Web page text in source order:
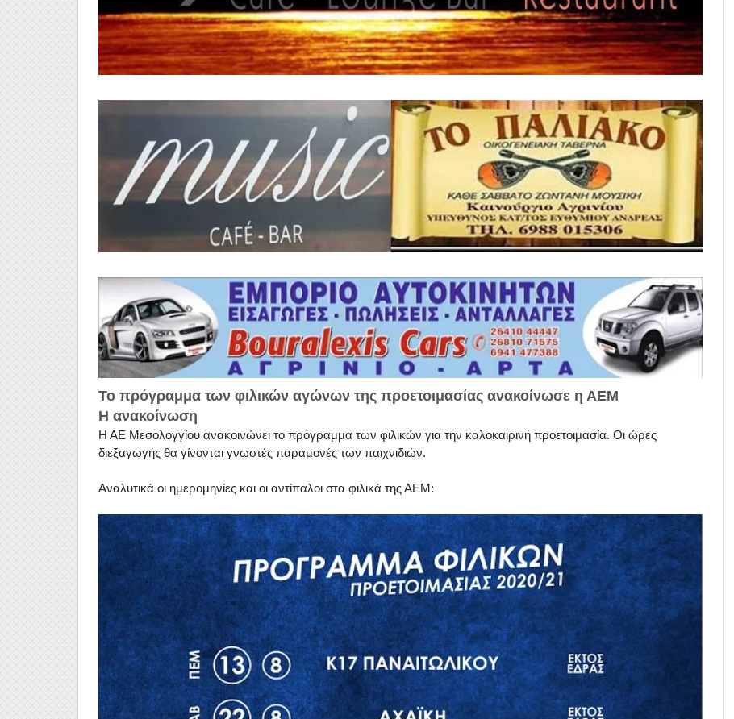
Το πρόγραμμα των φιλικών αγώνων της προετοιμασίας ανακοίνωσε η ΑΕΜ
Η ανακοίνωση
Η ΑΕ Μεσολογγίου ανακοινώνει το πρόγραμμα των φιλικών για την καλοκαιρινή προετοιμασία. Οι ώρες
διεξαγωγής θα γίνονται γνωστές παραμονές των παιχνιδιών.
Αναλυτικά οι ημερομηνίες και οι αντίπαλοι στα φιλικά της ΑΕΜ: